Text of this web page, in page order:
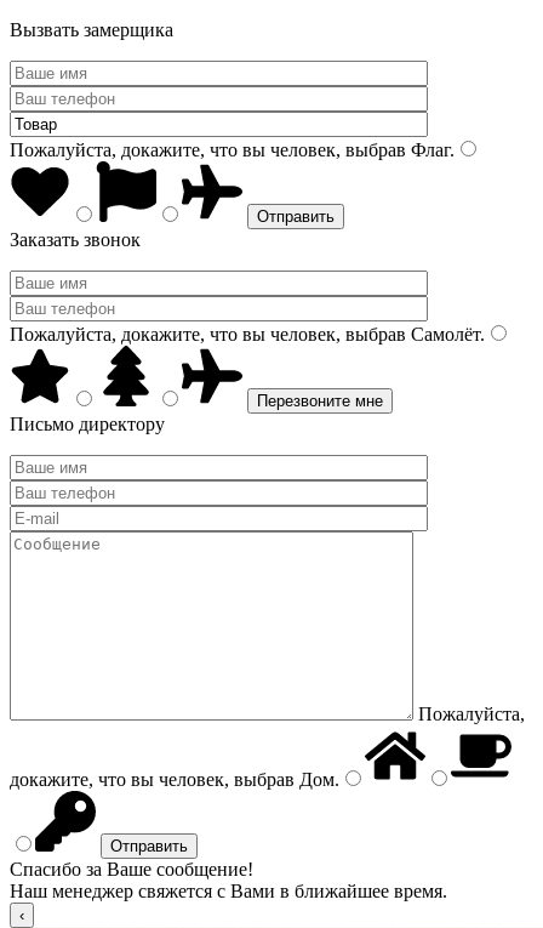
Вызвать замерщика
Пожалуйста, докажите, что вы человек, выбрав Флаг.
Заказать звонок
Пожалуйста, докажите, что вы человек, выбрав Самолёт.
Письмо директору
Пожалуйста,
докажите, что вы человек, выбрав Дом.
Спасибо за Ваше сообщение!
Наш менеджер свяжется с Вами в ближайшее время.